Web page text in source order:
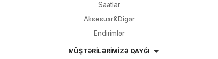
Saatlar
Aksesuar&Digər
Endirimlər
MÜŞTƏRİLƏRİMİZƏ QAYĞI